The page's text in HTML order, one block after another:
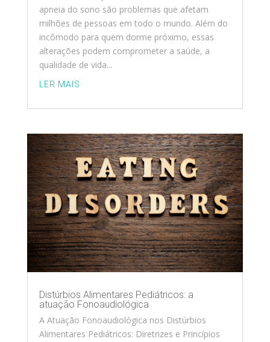
apneia do sono são problemas que afetam
milhões de pessoas em todo o mundo. Além do
incômodo para quem dorme próximo, essas
alterações podem comprometer a saúde, a
qualidade de vida...
LER MAIS
Distúrbios Alimentares Pediátricos: a
atuação Fonoaudiológica
A Atuação Fonoaudiológica nos Distúrbios
Alimentares Pediátricos: Diretrizes e Princípios